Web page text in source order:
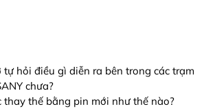
tự hỏi điều gì diễn ra bên trong các trạm
chưa?
thay thế bằng pin mới như thế nào?